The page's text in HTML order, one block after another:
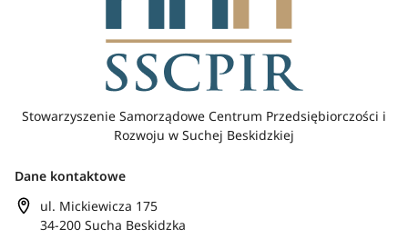
Stowarzyszenie Samorządowe Centrum Przedsiębiorczości i
Rozwoju w Suchej Beskidzkiej
Dane kontaktowe
ul. Mickiewicza 175
34-200 Sucha Beskidzka